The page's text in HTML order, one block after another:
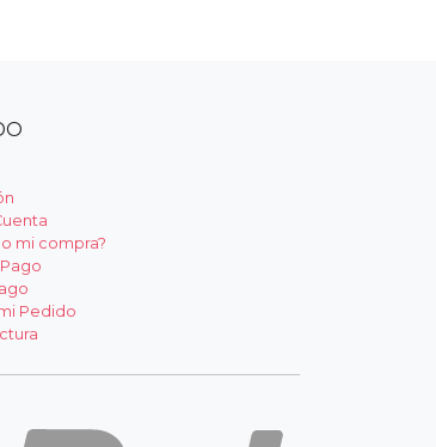
mi compra?
Pedido